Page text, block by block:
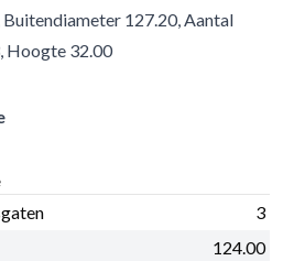
127.20, Aantal
Hoogte 32.00
3
124.00